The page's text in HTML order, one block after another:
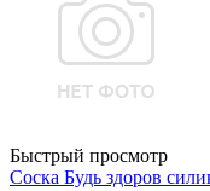
Быстрый просмотр
Соска Будь здоров